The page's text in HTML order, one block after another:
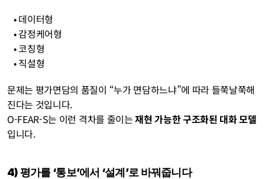
   • 데이터형
   • 감정케어형
   • 코칭형
   • 직설형
문제는 평가면담의 품질이 “누가 면담하느냐”에 따라 들쭉날쭉해
진다는 것입니다.
O-FEAR-S는 이런 격차를 줄이는 재현 가능한 구조화된 대화 모델
입니다.
4) 평가를 ‘통보’에서 ‘설계’로 바꿔줍니다